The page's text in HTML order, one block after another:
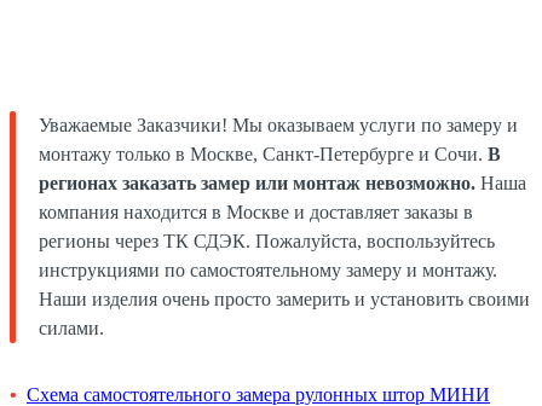
Уважаемые Заказчики! Мы оказываем услуги по замеру и
монтажу только в Москве, Санкт-Петербурге и Сочи. В
регионах заказать замер или монтаж невозможно. Наша
компания находится в Москве и доставляет заказы в
регионы через ТК СДЭК. Пожалуйста, воспользуйтесь
инструкциями по самостоятельному замеру и монтажу.
Наши изделия очень просто замерить и установить своими
силами.
Схема самостоятельного замера рулонных штор МИНИ